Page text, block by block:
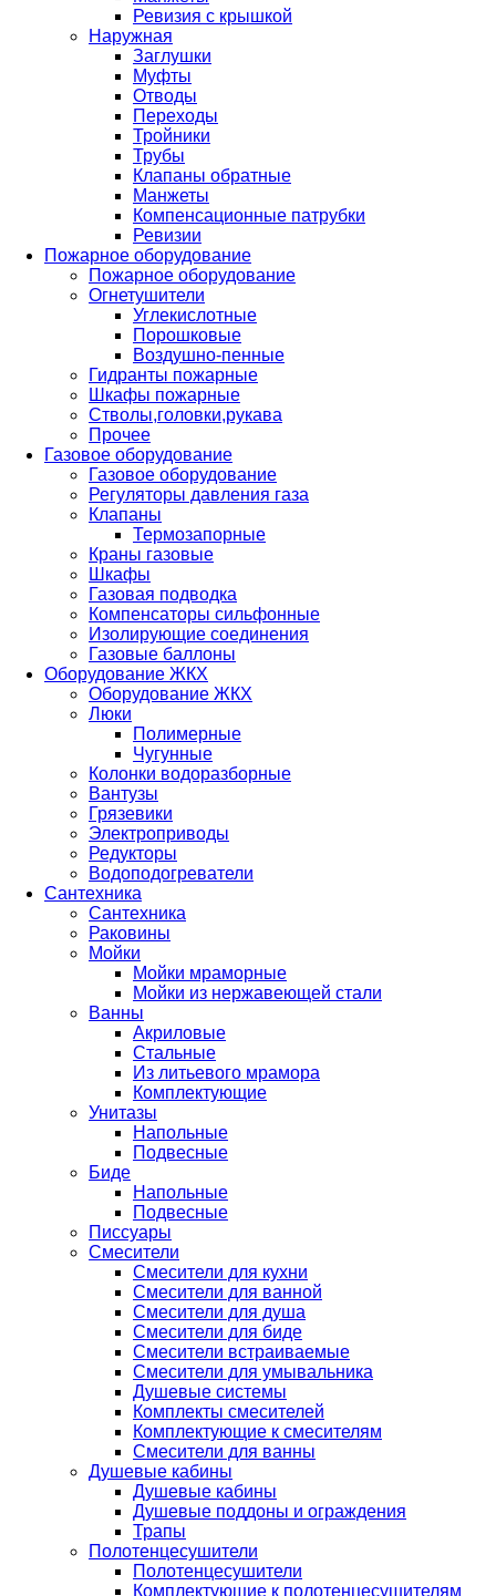
Ревизия с крышкой
Наружная
Заглушки
Муфты
Отводы
Переходы
Тройники
Трубы
Клапаны обратные
Манжеты
Компенсационные патрубки
Ревизии
Пожарное оборудование
Пожарное оборудование
Огнетушители
Углекислотные
Порошковые
Воздушно-пенные
Гидранты пожарные
Шкафы пожарные
Стволы,головки,рукава
Прочее
Газовое оборудование
Газовое оборудование
Регуляторы давления газа
Клапаны
Термозапорные
Краны газовые
Шкафы
Газовая подводка
Компенсаторы сильфонные
Изолирующие соединения
Газовые баллоны
Оборудование ЖКХ
Оборудование ЖКХ
Люки
Полимерные
Чугунные
Колонки водоразборные
Вантузы
Грязевики
Электроприводы
Редукторы
Водоподогреватели
Сантехника
Сантехника
Раковины
Мойки
Мойки мраморные
Мойки из нержавеющей стали
Ванны
Акриловые
Стальные
Из литьевого мрамора
Комплектующие
Унитазы
Напольные
Подвесные
Биде
Напольные
Подвесные
Писсуары
Смесители
Смесители для кухни
Смесители для ванной
Смесители для душа
Смесители для биде
Смесители встраиваемые
Смесители для умывальника
Душевые системы
Комплекты смесителей
Комплектующие к смесителям
Смесители для ванны
Душевые кабины
Душевые кабины
Душевые поддоны и ограждения
Трапы
Полотенцесушители
Полотенцесушители
Комплектующие к полотенцесушителям